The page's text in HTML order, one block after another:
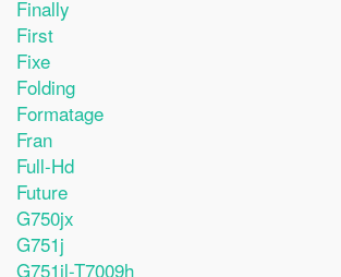
Finally
First
Fixe
Folding
Formatage
Fran
Full-Hd
Future
G750jx
G751j
G751jl-T7009h